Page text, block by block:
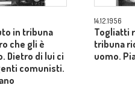
in tribuna
che gli è
Dietro di lui ci
comunisti.
14.12.1956
Togliatti
tribuna
uomo.